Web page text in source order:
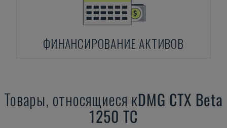
ФИНАНСИРОВАНИЕ АКТИВОВ
Товары, относящиеся кDMG CTX Beta
1250 TC